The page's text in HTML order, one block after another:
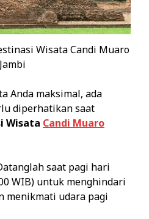
Wisata Candi Muaro
Jambi
Anda maksimal, ada
diperhatikan saat
Wisata Candi Muaro
saat pagi hari
WIB) untuk menghindari
menikmati udara pagi